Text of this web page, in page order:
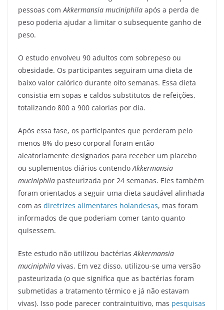
pessoas comAkkermansia muciniphila após a perda de
peso poderia ajudar a limitar o subsequente ganho de
peso.
O estudo envolveu 90 adultos com sobrepeso ou
obesidade. Os participantes seguiram uma dieta de
baixo valor calórico durante oito semanas. Essa dieta
consistia em sopas e caldos substitutos de refeições,
totalizando 800 a 900 calorias por dia.
Após essa fase, os participantes que perderam pelo
menos 8% do peso corporal foram então
aleatoriamente designados para receber um placebo
ou suplementos diários contendoAkkermansia
muciniphila pasteurizada por 24 semanas. Eles também
foram orientados a seguir uma dieta saudável alinhada
com as diretrizes alimentares holandesas, mas foram
informados de que poderiam comer tanto quanto
quisessem.
Este estudo não utilizou bactériasAkkermansia
muciniphila vivas. Em vez disso, utilizou-se uma versão
pasteurizada (o que significa que as bactérias foram
submetidas a tratamento térmico e já não estavam
vivas). Isso pode parecer contraintuitivo, mas pesquisas